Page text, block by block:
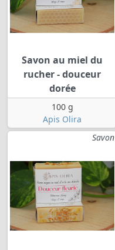
Savon au miel du
rucher - douceur
dorée
100 g
Apis Olira
Savon